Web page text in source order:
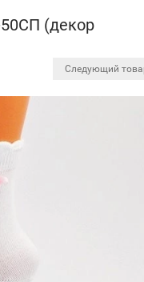
(декор
Следующий